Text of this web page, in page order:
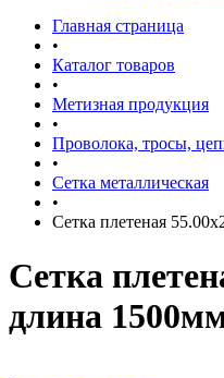
Главная страница
•
Каталог товаров
•
Метизная продукция
•
Проволока, тросы,
•
Сетка металлическая
•
Сетка плетеная
Сетка
длина